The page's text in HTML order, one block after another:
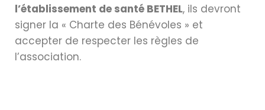
l’établissement de santé BETHEL, ils devront
signer la « Charte des Bénévoles » et
accepter de respecter les règles de
l’association.